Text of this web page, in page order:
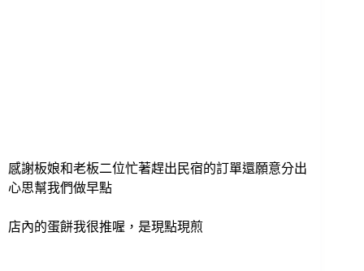
感謝板娘和老板二位忙著趕出民宿的訂單還願意分出
心思幫我們做早點
店內的蛋餅我很推喔，是現點現煎